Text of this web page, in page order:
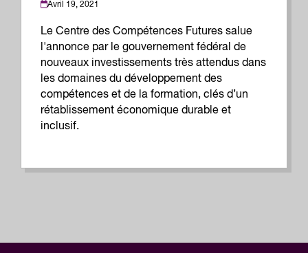
Avril 19, 2021
Le Centre des Compétences Futures salue
l'annonce par le gouvernement fédéral de
nouveaux investissements très attendus dans
les domaines du développement des
compétences et de la formation, clés d’un
rétablissement économique durable et
inclusif.